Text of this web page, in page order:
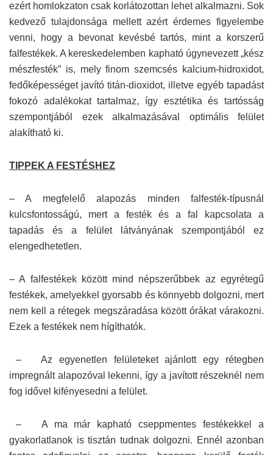
ezért homlokzaton csak korlátozottan lehet alkalmazni. Sok
kedvező tulajdonsága mellett azért érdemes figyelembe
venni, hogy a bevonat kevésbé tartós, mint a korszerű
falfestékek. A kereskedelemben kapható úgynevezett „kész
mészfesték” is, mely finom szemcsés kalcium-hidroxidot,
fedőképességet javító titán-dioxidot, illetve egyéb tapadást
fokozó adalékokat tartalmaz, így esztétika és tartósság
szempontjából ezek alkalmazásával optimális felület
alakítható ki.
TIPPEK A FESTÉSHEZ
– A megfelelő alapozás minden falfesték-típusnál
kulcsfontosságú, mert a festék és a fal kapcsolata a
tapadás és a felület látványának szempontjából ez
elengedhetetlen.
– A falfestékek között mind népszerűbbek az egyrétegű
festékek, amelyekkel gyorsabb és könnyebb dolgozni, mert
nem kell a rétegek megszáradása között órákat várakozni.
Ezek a festékek nem hígíthatók.
– Az egyenetlen felületeket ajánlott egy rétegben
impregnált alapozóval lekenni, így a javított részeknél nem
fog idővel kifényesedni a felület.
– A ma már kapható cseppmentes festékekkel a
gyakorlatlanok is tisztán tudnak dolgozni. Ennél azonban